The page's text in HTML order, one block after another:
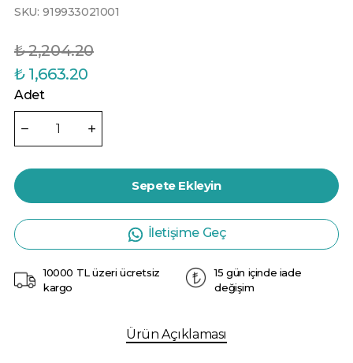
SKU: 919933021001
₺ 2,204.20
₺ 1,663.20
Adet
Sepete Ekleyin
İletişime Geç
10000 TL üzeri ücretsiz
kargo
15 gün içinde iade
değişim
Ürün Açıklaması